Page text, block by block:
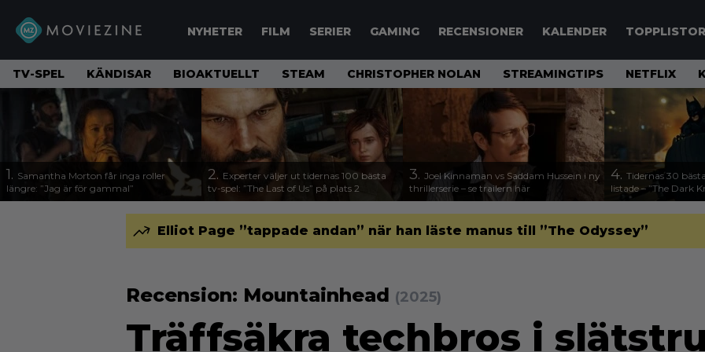
NYHETER FILM SERIER GAMING RECENSIONER KALENDER TOPPLISTOR
TV-SPEL KÄNDISAR BIOAKTUELLT STEAM CHRISTOPHER NOLAN STREAMINGTIPS NETFLIX
1. Samantha Morton får inga roller
längre: ”Jag är för gammal”
2. Experter väljer ut tidernas 100 bästa
tv-spel: ”The Last of Us” på plats 2
3. Joel Kinnaman vs Saddam Hussein i ny
thrillerserie – se trailern här
4. Tidernas 30
listade – ”The Dark
Elliot Page ”tappade andan” när han läste manus till ”The Odyssey”
Recension: Mountainhead (2025)
Träffsäkra techbros i